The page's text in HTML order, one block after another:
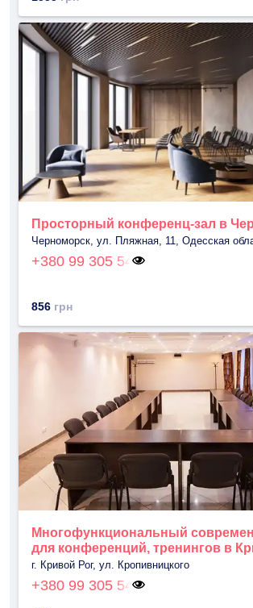
Просторный конференц-зал в
Черноморск, ул. Пляжная, 11, Одесская
+380 99 305 54
856 грн
Многофункциональный
для конференций, тренингов в
г. Кривой Рог, ул. Кропивницкого
+380 99 305 54